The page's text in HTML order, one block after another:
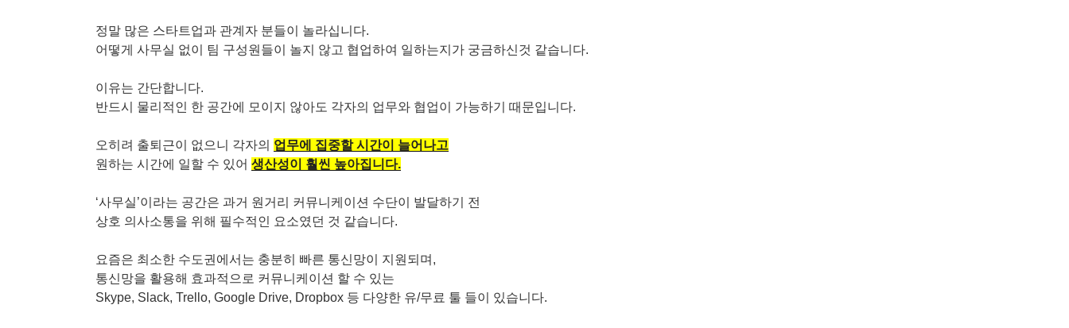
정말 많은 스타트업과 관계자 분들이 놀라십니다.
어떻게 사무실 없이 팀 구성원들이 놀지 않고 협업하여 일하는지가 궁금하신것 같습니다.
이유는 간단합니다.
반드시 물리적인 한 공간에 모이지 않아도 각자의 업무와 협업이 가능하기 때문입니다.
오히려 출퇴근이 없으니 각자의 업무에 집중할 시간이 늘어나고
원하는 시간에 일할 수 있어 생산성이 훨씬 높아집니다.
‘사무실’이라는 공간은 과거 원거리 커뮤니케이션 수단이 발달하기 전
상호 의사소통을 위해 필수적인 요소였던 것 같습니다.
요즘은 최소한 수도권에서는 충분히 빠른 통신망이 지원되며,
통신망을 활용해 효과적으로 커뮤니케이션 할 수 있는
Skype, Slack, Trello, Google Drive, Dropbox 등 다양한 유/무료 툴 들이 있습니다.